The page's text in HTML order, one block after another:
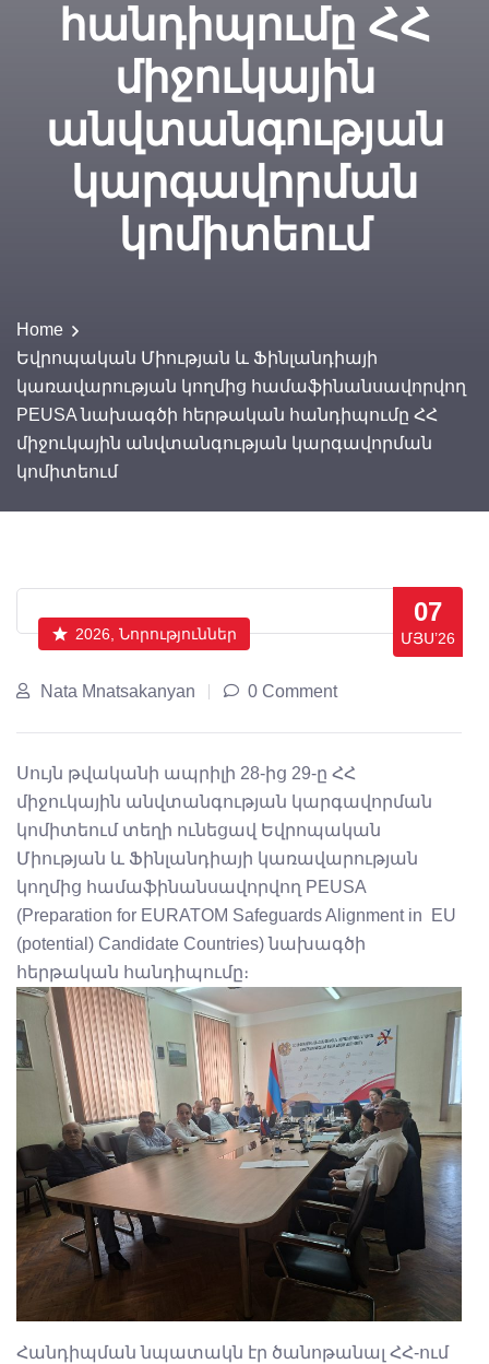
հանդիպումը ՀՀ
միջուկային
անվտանգության
կարգավորման
կոմիտեում
Home
Եվրոպական Միության և Ֆինլանդիայի
կառավարության կողմից համաֆինանսավորվող
PEUSA նախագծի հերթական հանդիպումը ՀՀ
միջուկային անվտանգության կարգավորման
կոմիտեում
07
ՄՅՍ’26
2026, Նորություններ
Nata Mnatsakanyan 0 Comment
Սույն թվականի ապրիլի 28-ից 29-ը ՀՀ
միջուկային անվտանգության կարգավորման
կոմիտեում տեղի ունեցավ Եվրոպական
Միության և Ֆինլանդիայի կառավարության
կողմից համաֆինանսավորվող PEUSA
(Preparation for EURATOM Safeguards Alignment in EU
(potential) Candidate Countries) նախագծի
հերթական հանդիպումը։
Հանդիպման նպատակն էր ծանոթանալ ՀՀ-ում